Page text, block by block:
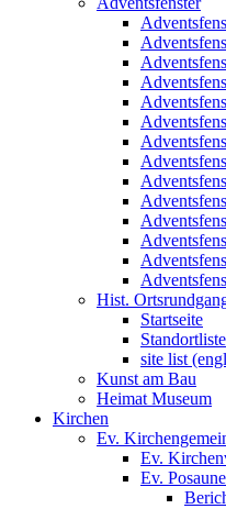
Hist.
Startseite
Standortliste
site list
Kunst am Bau
Heimat Museum
Kirchen
Ev.
Ev.
Ev.